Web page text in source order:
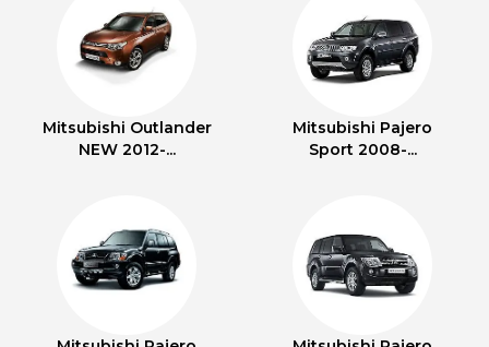
Mitsubishi Outlander
NEW 2012-...
Mitsubishi Pajero
Sport 2008-...